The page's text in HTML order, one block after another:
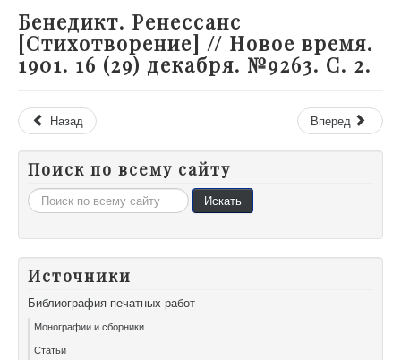
Бенедикт. Ренессанс
[Стихотворение] // Новое время.
1901. 16 (29) декабря. №9263. С. 2.
Назад Вперед
Поиск по всему сайту
Искать... Искать
Источники
Библиография печатных работ
Монографии и сборники
Статьи